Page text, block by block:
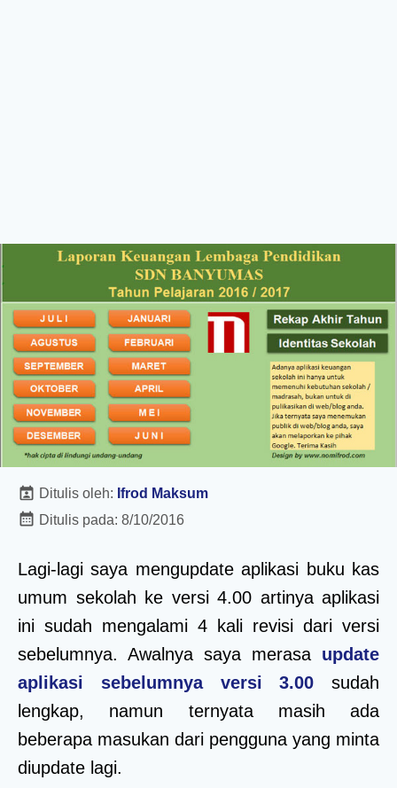
Ditulis oleh: Ifrod Maksum
Ditulis pada: 8/10/2016
Lagi-lagi saya mengupdate aplikasi buku kas
umum sekolah ke versi 4.00 artinya aplikasi
ini sudah mengalami 4 kali revisi dari versi
sebelumnya. Awalnya saya merasa update
aplikasi sebelumnya versi 3.00 sudah
lengkap, namun ternyata masih ada
beberapa masukan dari pengguna yang minta
diupdate lagi.